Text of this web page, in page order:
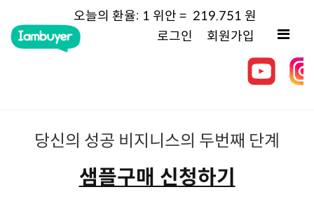
오늘의 환율: 1 위안 = 219.751 원
로그인
회원가입
당신의 성공 비지니스의 두번째 단계
샘플구매 신청하기